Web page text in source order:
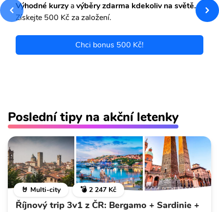
Výhodné kurzyavýběry zdarma kdekoliv na světě.
Získejte 500 Kč za založení.
Chci bonus 500 Kč!
Poslední tipy na akční letenky
🤘 Multi-city 💣 2 247 Kč
Říjnový trip 3v1 z ČR: Bergamo + Sardinie +